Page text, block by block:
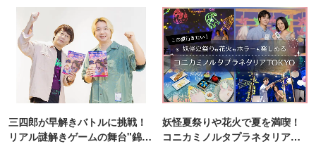
三四郎が早解きバトルに挑戦！
リアル謎解きゲームの舞台"錦糸
妖怪夏祭りや花火で夏を満喫！
コニカミノルタプラネタリア